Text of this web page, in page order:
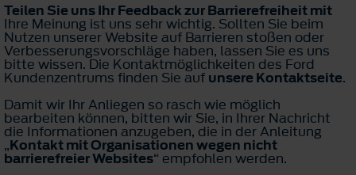
Teilen Sie uns Ihr Feedback zur Barrierefreiheit mit
Ihre Meinung ist uns sehr wichtig. Sollten Sie beim
Nutzen unserer Website auf Barrieren stoßen oder
Verbesserungsvorschläge haben, lassen Sie es uns
bitte wissen. Die Kontaktmöglichkeiten des Ford
Kundenzentrums finden Sie auf unsere Kontaktseite.
Damit wir Ihr Anliegen so rasch wie möglich
bearbeiten können, bitten wir Sie, in Ihrer Nachricht
die Informationen anzugeben, die in der Anleitung
„Kontakt mit Organisationen wegen nicht
barrierefreier Websites“ empfohlen werden.